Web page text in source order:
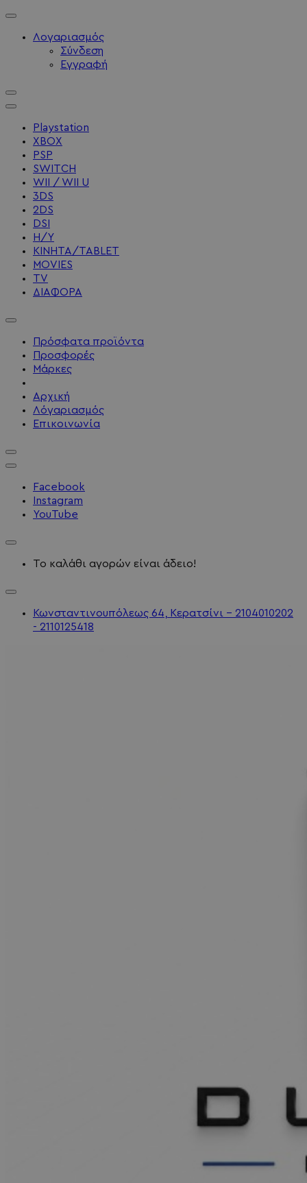
Λογαριασμός
Σύνδεση
Εγγραφή
Playstation
XBOX
PSP
SWITCH
WII / WII U
3DS
2DS
DSI
Η/Υ
ΚΙΝΗΤΑ/TABLET
MOVIES
TV
ΔΙΑΦΟΡΑ
Πρόσφατα προϊόντα
Προσφορές
Μάρκες
Αρχική
Λόγαριασμός
Επικοινωνία
Facebook
Instagram
YouTube
Το καλάθι αγορών είναι άδειο!
Κωνσταντινουπόλεως 64, Κερατσίνι - 2104010202
- 2110125418